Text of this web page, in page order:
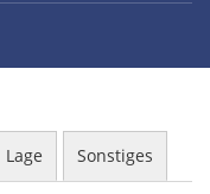
Lage Sonstiges